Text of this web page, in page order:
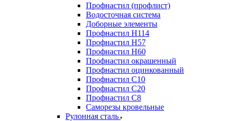
Профнастил (профлист)
Водосточная система
Доборные элементы
Профнастил Н114
Профнастил Н57
Профнастил Н60
Профнастил окрашенный
Профнастил оцинкованный
Профнастил С10
Профнастил С20
Профнастил С8
Саморезы кровельные
Рулонная сталь